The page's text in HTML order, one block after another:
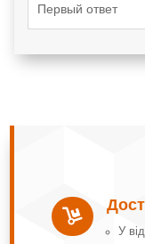
Первый ответ

У